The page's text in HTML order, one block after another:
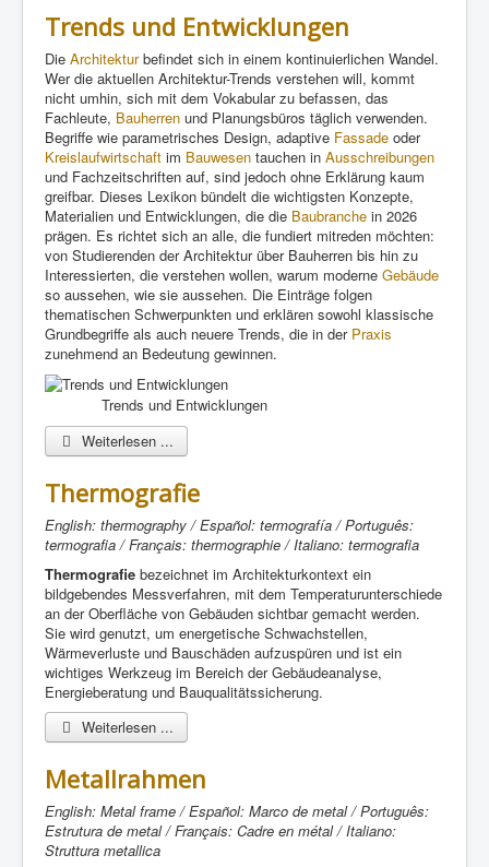
Trends und Entwicklungen
Die Architekturbefindet sich in einem kontinuierlichen Wandel.
Wer die aktuellen Architektur-Trends verstehen will, kommt
nicht umhin, sich mit dem Vokabular zu befassen, das
Fachleute, Bauherren und Planungsbüros täglich verwenden.
Begriffe wie parametrisches Design, adaptive Fassade oder
Kreislaufwirtschaft im Bauwesen tauchen in Ausschreibungen
und Fachzeitschriften auf, sind jedoch ohne Erklärung kaum
greifbar. Dieses Lexikon bündelt die wichtigsten Konzepte,
Materialien und Entwicklungen, die die Baubranche in 2026
prägen. Es richtet sich an alle, die fundiert mitreden möchten:
von Studierenden der Architektur über Bauherren bis hin zu
Interessierten, die verstehen wollen, warum moderne Gebäude
so aussehen, wie sie aussehen. Die Einträge folgen
thematischen Schwerpunkten und erklären sowohl klassische
Grundbegriffe als auch neuere Trends, die in der Praxis
zunehmend an Bedeutung gewinnen.
Trends und Entwicklungen
Weiterlesen ...
Thermografie
English: thermography / Español: termografía / Português:
termografia / Français: thermographie / Italiano: termografia
Thermografie bezeichnet im Architekturkontext ein
bildgebendes Messverfahren, mit dem Temperaturunterschiede
an der Oberfläche von Gebäuden sichtbar gemacht werden.
Sie wird genutzt, um energetische Schwachstellen,
Wärmeverluste und Bauschäden aufzuspüren und ist ein
wichtiges Werkzeug im Bereich der Gebäudeanalyse,
Energieberatung und Bauqualitätssicherung.
Weiterlesen ...
Metallrahmen
English: Metal frame / Español: Marco de metal / Português:
Estrutura de metal / Français: Cadre en métal / Italiano:
Struttura metallica